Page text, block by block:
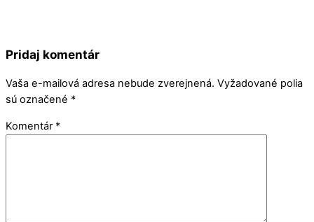
Pridaj komentár
Vaša e-mailová adresa nebude zverejnená. Vyžadované polia
sú označené *
Komentár *